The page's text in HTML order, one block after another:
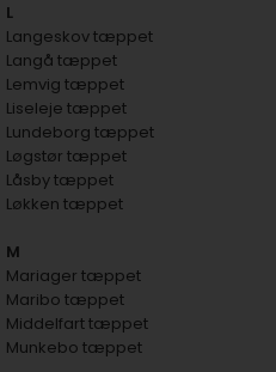
L
Langeskov tæppet
Langå tæppet
Lemvig tæppet
Liseleje tæppet
Lundeborg tæppet
Løgstør tæppet
Låsby tæppet
Løkken tæppet
M
Mariager tæppet
Maribo tæppet
Middelfart tæppet
Munkebo tæppet